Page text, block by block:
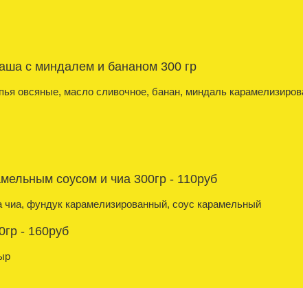
с миндалем и бананом 300 гр
овсяные, масло сливочное, банан, миндаль
соусом и чиа 300гр - 110руб
фундук карамелизированный, соус карамельный
- 160руб